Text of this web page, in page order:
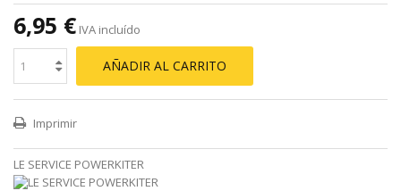
6,95 € IVA incluído
AÑADIR AL CARRITO
Imprimir
LE SERVICE POWERKITER